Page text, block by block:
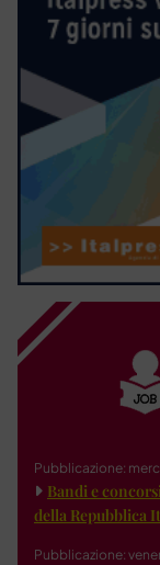
Pubblicazione:
Bandi e
della Repubblica
Pubblicazione: